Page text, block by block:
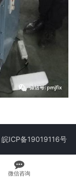
皖ICP备19019116号
微信咨询